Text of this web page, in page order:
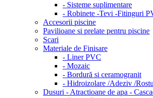
- Sisteme suplimentare
- Robinete -Tevi -Fitinguri
Accesorii piscine
Pavilioane si prelate pentru piscine
Scari
Materiale de Finisare
- Liner PVC
- Mozaic
- Bordură si ceramogranit
- Hidroizolare /Adeziv /
Dusuri - Atractioane de apa -